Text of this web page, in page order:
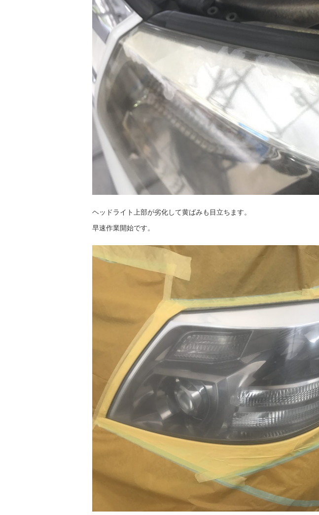
ヘッドライト上部が劣化して黄ばみも目立ちます。
早速作業開始です。